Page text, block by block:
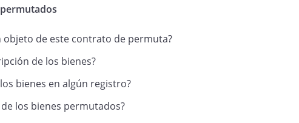
objeto de este contrato de permuta?
de los bienes?
bienes en algún registro?
los bienes permutados?